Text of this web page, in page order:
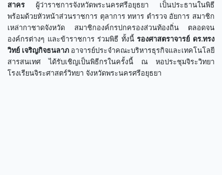
สาคร ผู้ว่าราชการจังหวัดพระนครศรีอยุธยา เป็นประธานในพิธี
พร้อมด้วยหัวหน้าส่วนราชการ ตุลาการ ทหาร ตำรวจ อัยการ สมาชิก
เหล่ากาชาดจังหวัด สมาชิกองค์กรปกครองส่วนท้องถิ่น ตลอดจน
องค์กรต่างๆ และข้าราชการ ร่วมพิธี ทั้งนี้รองศาสตราจารย์ ดร.ทรง
วิทย์ เจริญกิจธนลาภอาจารย์ประจำคณะบริหารธุรกิจและเทคโนโลยี
สารสนเทศ ได้รับเชิญเป็นพิธีกรในครั้งนี้ ณ หอประชุมจิระวิทยา
โรงเรียนจิระศาสตร์วิทยา จังหวัดพระนครศรีอยุธยา